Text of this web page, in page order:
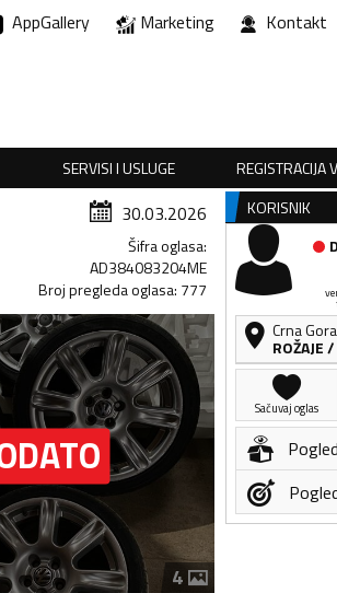
AppGallery Marketing Kontakt
SERVISI I USLUGE REGISTRACIJA
30.03.2026
Šifra oglasa:
AD384083204ME
Broj pregleda oglasa: 777
4
KORISNIK
Crna Gora
ROŽAJE/
Sačuvaj oglas